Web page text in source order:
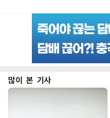
많이 본 기사